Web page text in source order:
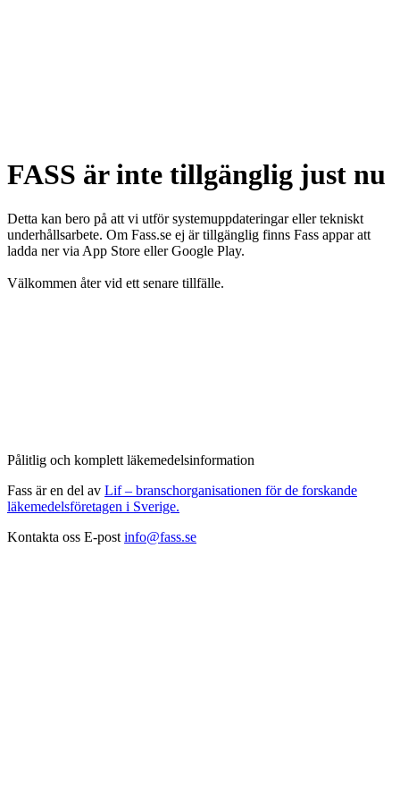
FASS är inte tillgänglig just nu
Detta kan bero på att vi utför systemuppdateringar eller tekniskt
underhållsarbete. Om Fass.se ej är tillgänglig finns Fass appar att
ladda ner via App Store eller Google Play.
Välkommen åter vid ett senare tillfälle.
Pålitlig och komplett läkemedelsinformation
Fass är en del av Lif – branschorganisationen för de forskande
läkemedelsföretagen i Sverige.
Kontakta oss E-post info@fass.se